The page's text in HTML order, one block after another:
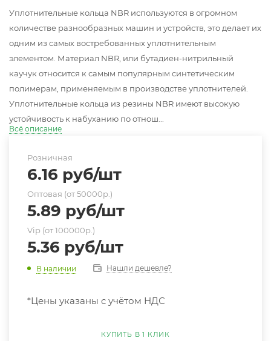
Уплотнительные кольца NBR используются в огромном
количестве разнообразных машин и устройств, это делает их
одним из самых востребованных уплотнительным
элементом. Материал NBR, или бутадиен-нитрильный
каучук относится к самым популярным синтетическим
полимерам, применяемым в производстве уплотнителей.
Уплотнительные кольца из резины NBR имеют высокую
устойчивость к набуханию по отнош...
Всё описание
Розничная
6.16 руб/шт
Оптовая (от 50000р.)
5.89 руб/шт
Vip (от 100000р.)
5.36 руб/шт
В наличии Нашли дешевле?
*Цены указаны с учётом НДС
КУПИТЬ В 1 КЛИК